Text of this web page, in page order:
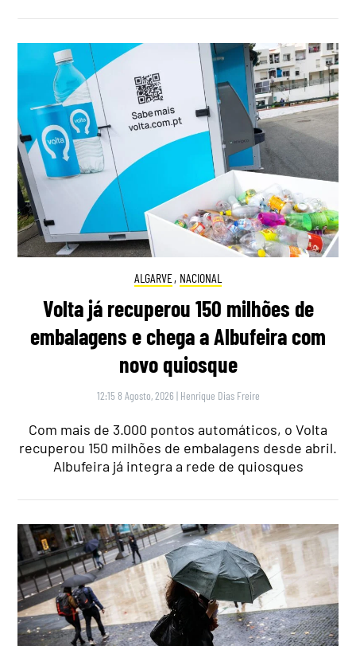
ALGARVE, NACIONAL
Volta já recuperou 150 milhões de
embalagens e chega a Albufeira com
novo quiosque
12:15 8 Agosto, 2026 | Henrique Dias Freire
Com mais de 3.000 pontos automáticos, o Volta
recuperou 150 milhões de embalagens desde abril.
Albufeira já integra a rede de quiosques